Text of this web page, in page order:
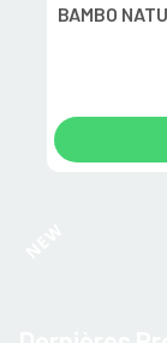
BAMBO